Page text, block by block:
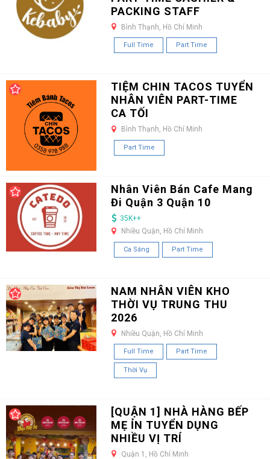
PACKING STAFF
Bình Thạnh, Hồ Chí Minh
Full Time Part Time
TIỆM CHIN TACOS TUYỂN
NHÂN VIÊN PART-TIME
CA TỐI
Bình Thạnh, Hồ Chí Minh
Part Time
Nhân Viên Bán Cafe Mang
Đi Quận 3 Quận 10
35K++
Nhiều Quận, Hồ Chí Minh
Ca Sáng Part Time
NAM NHÂN VIÊN KHO
THỜI VỤ TRUNG THU
2026
Nhiều Quận, Hồ Chí Minh
Full Time Part Time
Thời Vụ
[QUẬN 1] NHÀ HÀNG BẾP
MẸ ỈN TUYỂN DỤNG
NHIỀU VỊ TRÍ
Quận 1, Hồ Chí Minh